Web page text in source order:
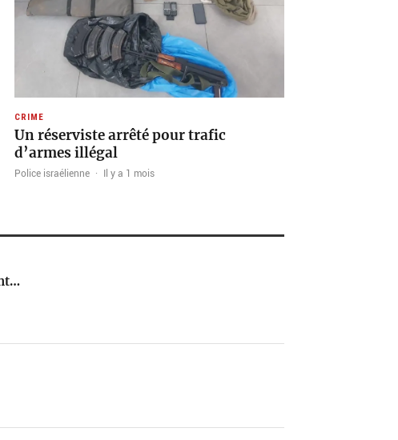
CRIME
Un réserviste arrêté pour trafic
d’armes illégal
Police israélienne · Il y a 1 mois